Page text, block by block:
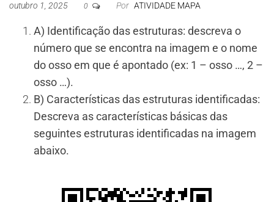
outubro 1, 2025 0 Por ATIVIDADE MAPA
A) Identificação das estruturas: descreva o
número que se encontra na imagem e o nome
do osso em que é apontado (ex: 1 – osso …, 2 –
osso …).
B) Características das estruturas identificadas:
Descreva as características básicas das
seguintes estruturas identificadas na imagem
abaixo.